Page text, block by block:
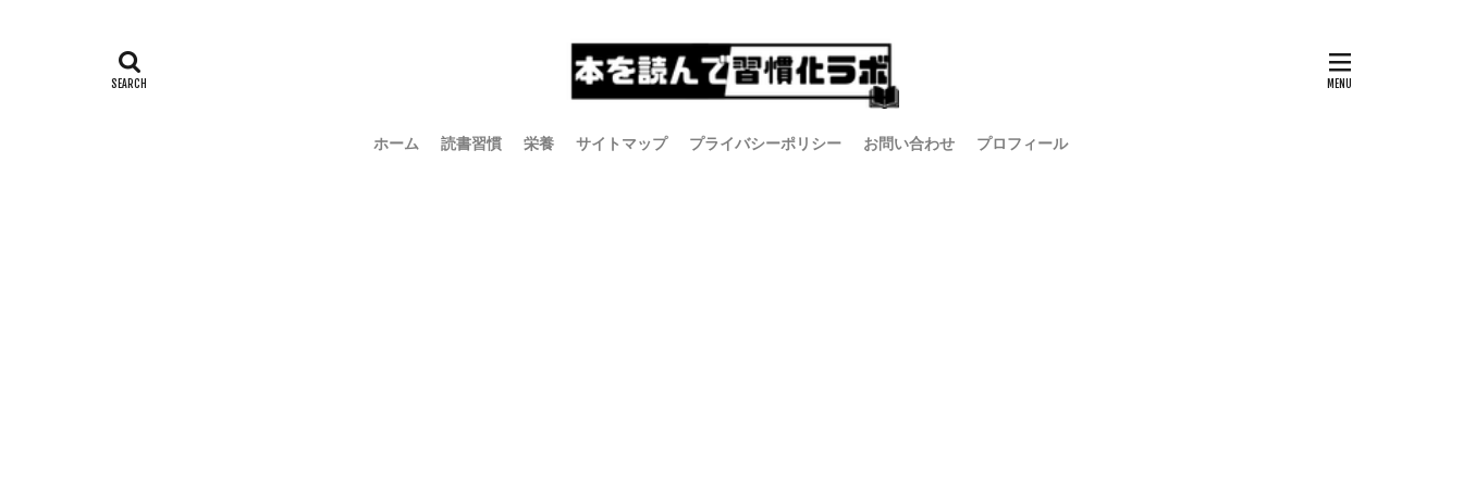
ホーム 読書習慣 栄養 サイトマップ プライバシーポリシー お問い合わせ プロフィール